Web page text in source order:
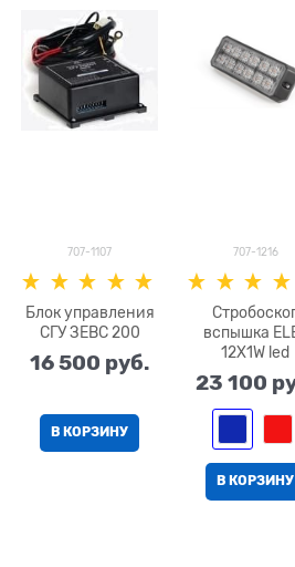
707-1107
Блок управления
СГУ ЗЕВС 200
16 500 руб.
В КОРЗИНУ
707-1216
вспышка
12X1W led
23 100
В КОРЗИНУ